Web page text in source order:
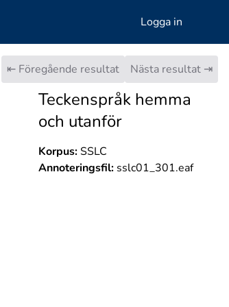
Logga in
⇤ Föregående resultat Nästa resultat ⇥
Teckenspråk hemma
och utanför
Korpus:SSLC
Annoteringsfil:sslc01_301.eaf